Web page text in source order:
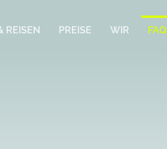
REISEN PREISE WIR FAQ